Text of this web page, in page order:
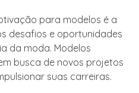
para modelos é a
desafios e oportunidades
da moda. Modelos
busca de novos projetos
suas carreiras.